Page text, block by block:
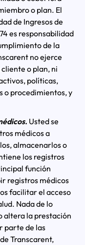
o plan. El
de Ingresos de
es responsabilidad
de la
no ejerce
o plan, ni
políticas,
o procedimientos, y
Usted se
médicos a
almacenarlos o
los registros
función
registros médicos
facilitar el acceso
Nada de lo
altera la prestación
parte de las
Transcarent,